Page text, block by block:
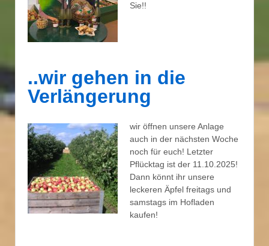
Sie!!
..wir gehen in die
Verlängerung
wir öffnen unsere Anlage
auch in der nächsten Woche
noch für euch! Letzter
Pflücktag ist der 11.10.2025!
Dann könnt ihr unsere
leckeren Äpfel freitags und
samstags im Hofladen
kaufen!